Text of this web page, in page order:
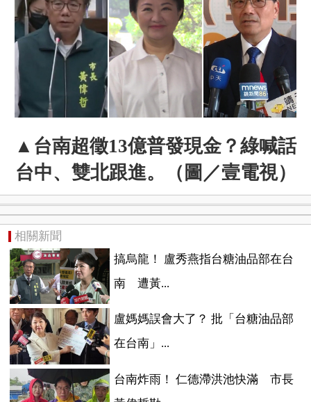
▲台南超徵13億普發現金？綠喊話
台中、雙北跟進。（圖／壹電視）
相關新聞
搞烏龍！ 盧秀燕指台糖油品部在台
南 遭黃...
盧媽媽誤會大了？ 批「台糖油品部
在台南」...
台南炸雨！ 仁德滯洪池快滿 市長